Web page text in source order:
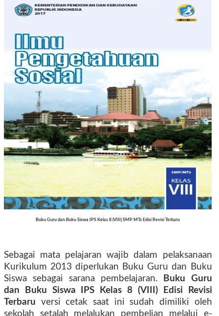
Buku Guru dan Buku Siswa IPS Kelas 8 (VIII) SMP MTs Edisi Revisi Terbaru
Sebagai mata pelajaran wajib dalam pelaksanaan
Kurikulum 2013 diperlukan Buku Guru dan Buku
Siswa sebagai sarana pembelajaran.
Buku Guru
dan Buku Siswa IPS Kelas 8 (VIII) Edisi Revisi
Terbaru versi cetak saat ini sudah dimiliki oleh
sekolah setalah melalukan pembelian melalui e-